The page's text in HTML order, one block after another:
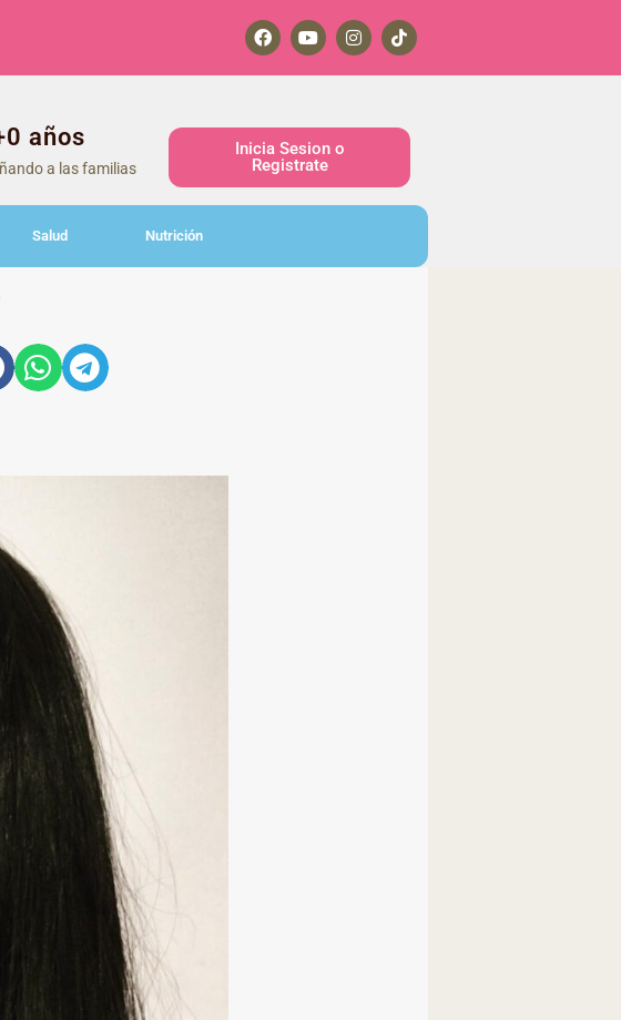
a las familias
0 años
Inicia Sesion o
Registrate
Salud Nutrición